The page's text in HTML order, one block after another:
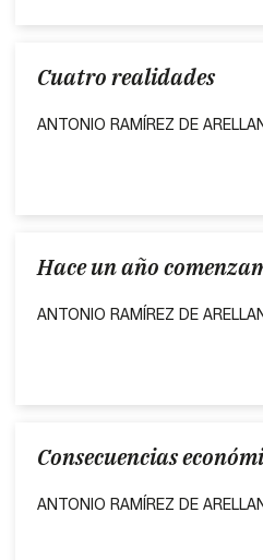
Cuatro realidades
ANTONIO RAMÍREZ DE
Hace un año
ANTONIO RAMÍREZ DE
Consecuencias
ANTONIO RAMÍREZ DE